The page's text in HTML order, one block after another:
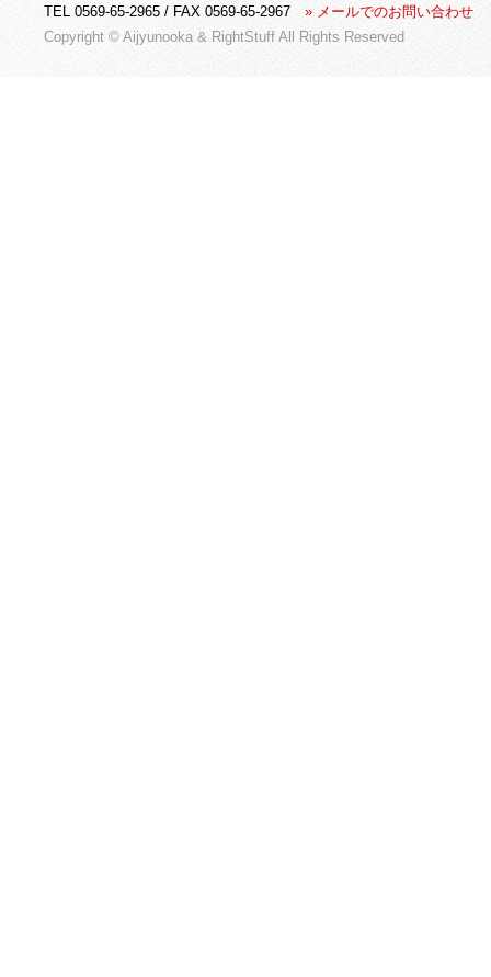
TEL 0569-65-2965 / FAX 0569-65-2967 » メールでのお問い合わせ
Copyright © Aijyunooka & RightStuff All Rights Reserved